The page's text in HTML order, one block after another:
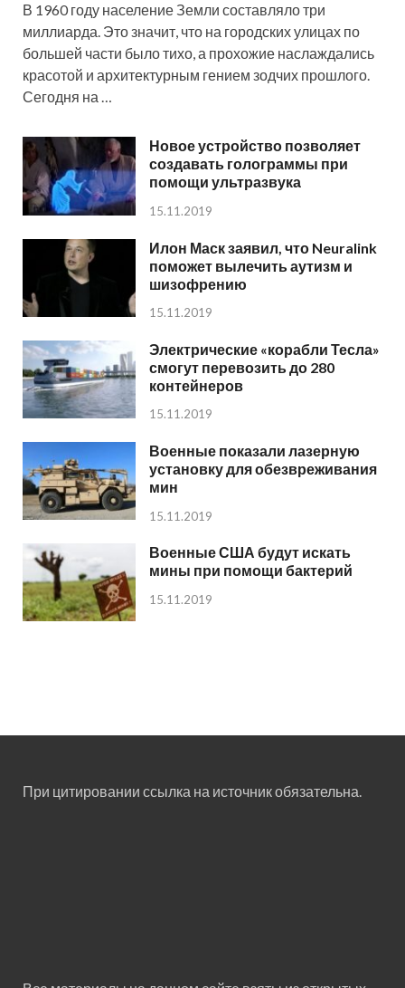
В 1960 году население Земли составляло три
миллиарда. Это значит, что на городских улицах по
большей части было тихо, а прохожие наслаждались
красотой и архитектурным гением зодчих прошлого.
Сегодня на …
Новое устройство позволяет
создавать голограммы при
помощи ультразвука
15.11.2019
Илон Маск заявил, что Neuralink
поможет вылечить аутизм и
шизофрению
15.11.2019
Электрические «корабли Тесла»
смогут перевозить до 280
контейнеров
15.11.2019
Военные показали лазерную
установку для обезвреживания
мин
15.11.2019
Военные США будут искать
мины при помощи бактерий
15.11.2019
При цитировании ссылка на источник обязательна.